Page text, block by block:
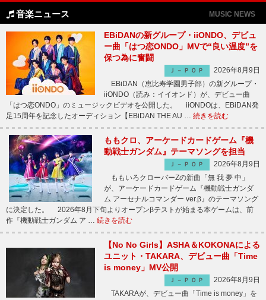
音楽ニュース MUSIC NEWS
EBiDANの新グループ・iiONDO、デビュ
ー曲「はつ恋ONDO」MVで“良い温度”を
保つ為に奮闘
Ｊ－ＰＯＰ
2026年8月9日
EBiDAN（恵比寿学園男子部）の新グループ・
iiONDO（読み：イイオンド）が、デビュー曲
「はつ恋ONDO」のミュージックビデオを公開した。 iiONDOは、EBiDAN発
足15周年を記念したオーディション【EBiDAN THE AU … 続きを読む
ももクロ、アーケードカードゲーム『機
動戦士ガンダム』テーマソングを担当
Ｊ－ＰＯＰ
2026年8月9日
ももいろクローバーZの新曲「無 我 夢 中」
が、アーケードカードゲーム『機動戦士ガンダ
ム アーセナルコマンダー ver.β』のテーマソング
に決定した。 2026年8月下旬よりオープンβテストが始まる本ゲームは、前
作『機動戦士ガンダム ア … 続きを読む
【No No Girls】ASHA＆KOKONAによる
ユニット・TAKARA、デビュー曲「Time
is money」MV公開
Ｊ－ＰＯＰ
2026年8月9日
TAKARAが、デビュー曲「Time is money」を